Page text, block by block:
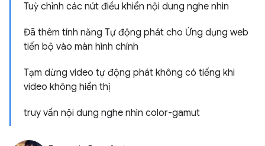
Tuỳ chỉnh các nút điều khiển nội dung nghe nhìn
Đã thêm tính năng Tự động phát cho Ứng dụng web
tiến bộ vào màn hình chính
Tạm dừng video tự động phát không có tiếng khi
video không hiển thị
truy vấn nội dung nghe nhìn color-gamut